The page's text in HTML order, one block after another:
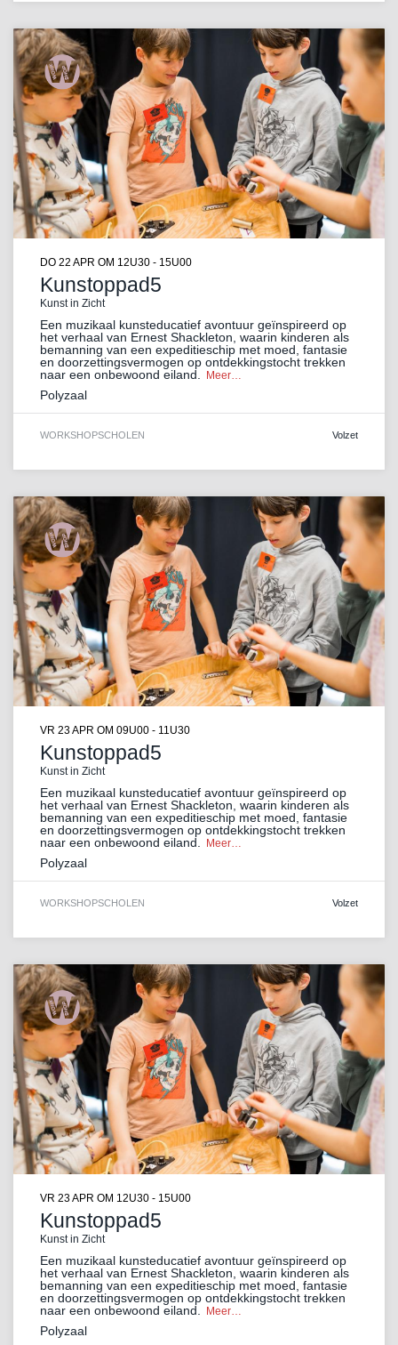
Kunstoppad5
Kunst in Zicht
DO 22 APR OM 12U30 - 15U00
Een muzikaal kunsteducatief avontuur geïnspireerd op
het verhaal van Ernest Shackleton, waarin kinderen als
bemanning van een expeditieschip met moed, fantasie
en doorzettingsvermogen op ontdekkingstocht trekken
naar een onbewoond eiland.
Meer…
Polyzaal
WORKSHOPSCHOLEN Volzet
Kunstoppad5
Kunst in Zicht
VR 23 APR OM 09U00 - 11U30
Een muzikaal kunsteducatief avontuur geïnspireerd op
het verhaal van Ernest Shackleton, waarin kinderen als
bemanning van een expeditieschip met moed, fantasie
en doorzettingsvermogen op ontdekkingstocht trekken
naar een onbewoond eiland.
Meer…
Polyzaal
WORKSHOPSCHOLEN Volzet
Kunstoppad5
Kunst in Zicht
VR 23 APR OM 12U30 - 15U00
Een muzikaal kunsteducatief avontuur geïnspireerd op
het verhaal van Ernest Shackleton, waarin kinderen als
bemanning van een expeditieschip met moed, fantasie
en doorzettingsvermogen op ontdekkingstocht trekken
naar een onbewoond eiland.
Meer…
Polyzaal